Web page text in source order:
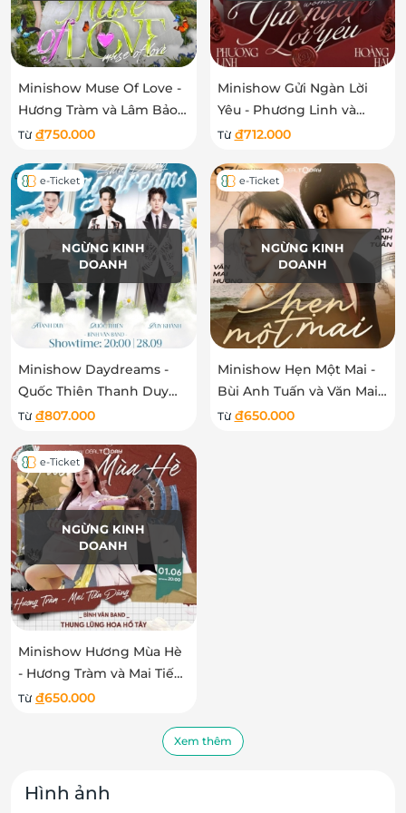
Minishow Muse Of Love -
Hương Tràm và Lâm Bảo
Ngọc
Từ đ750.000
Minishow Gửi Ngàn Lời
Yêu - Phương Linh và
Hoàng Hải
Từ đ712.000
NGỪNG KINH
DOANH
e-Ticket
Minishow Daydreams -
Quốc Thiên Thanh Duy
Duy Khánh
Từ đ807.000
NGỪNG KINH
DOANH
e-Ticket
Minishow Hẹn Một Mai -
Bùi Anh Tuấn và Văn Mai
Hương
Từ đ650.000
NGỪNG KINH
DOANH
e-Ticket
Minishow Hương Mùa Hè
- Hương Tràm và Mai Tiến
Dũng
Từ đ650.000
Xem thêm
Hình ảnh